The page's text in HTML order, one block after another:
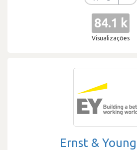
84.1 k
Visualizações
Ernst &